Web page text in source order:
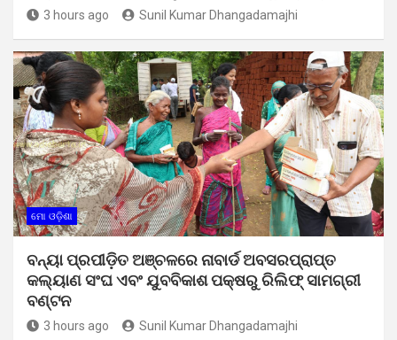
3 hours ago Sunil Kumar Dhangadamajhi
ମୋ ଓଡ଼ିଶା
ବନ୍ୟା ପ୍ରପୀଡ଼ିତ ଅଞ୍ଚଳରେ ନାବାର୍ଡ ଅବସରପ୍ରାପ୍ତ
କଲ୍ୟାଣ ସଂଘ ଏବଂ ଯୁବବିକାଶ ପକ୍ଷରୁ ରିଲିଫ୍ ସାମଗ୍ରୀ
ବଣ୍ଟନ
3 hours ago Sunil Kumar Dhangadamajhi